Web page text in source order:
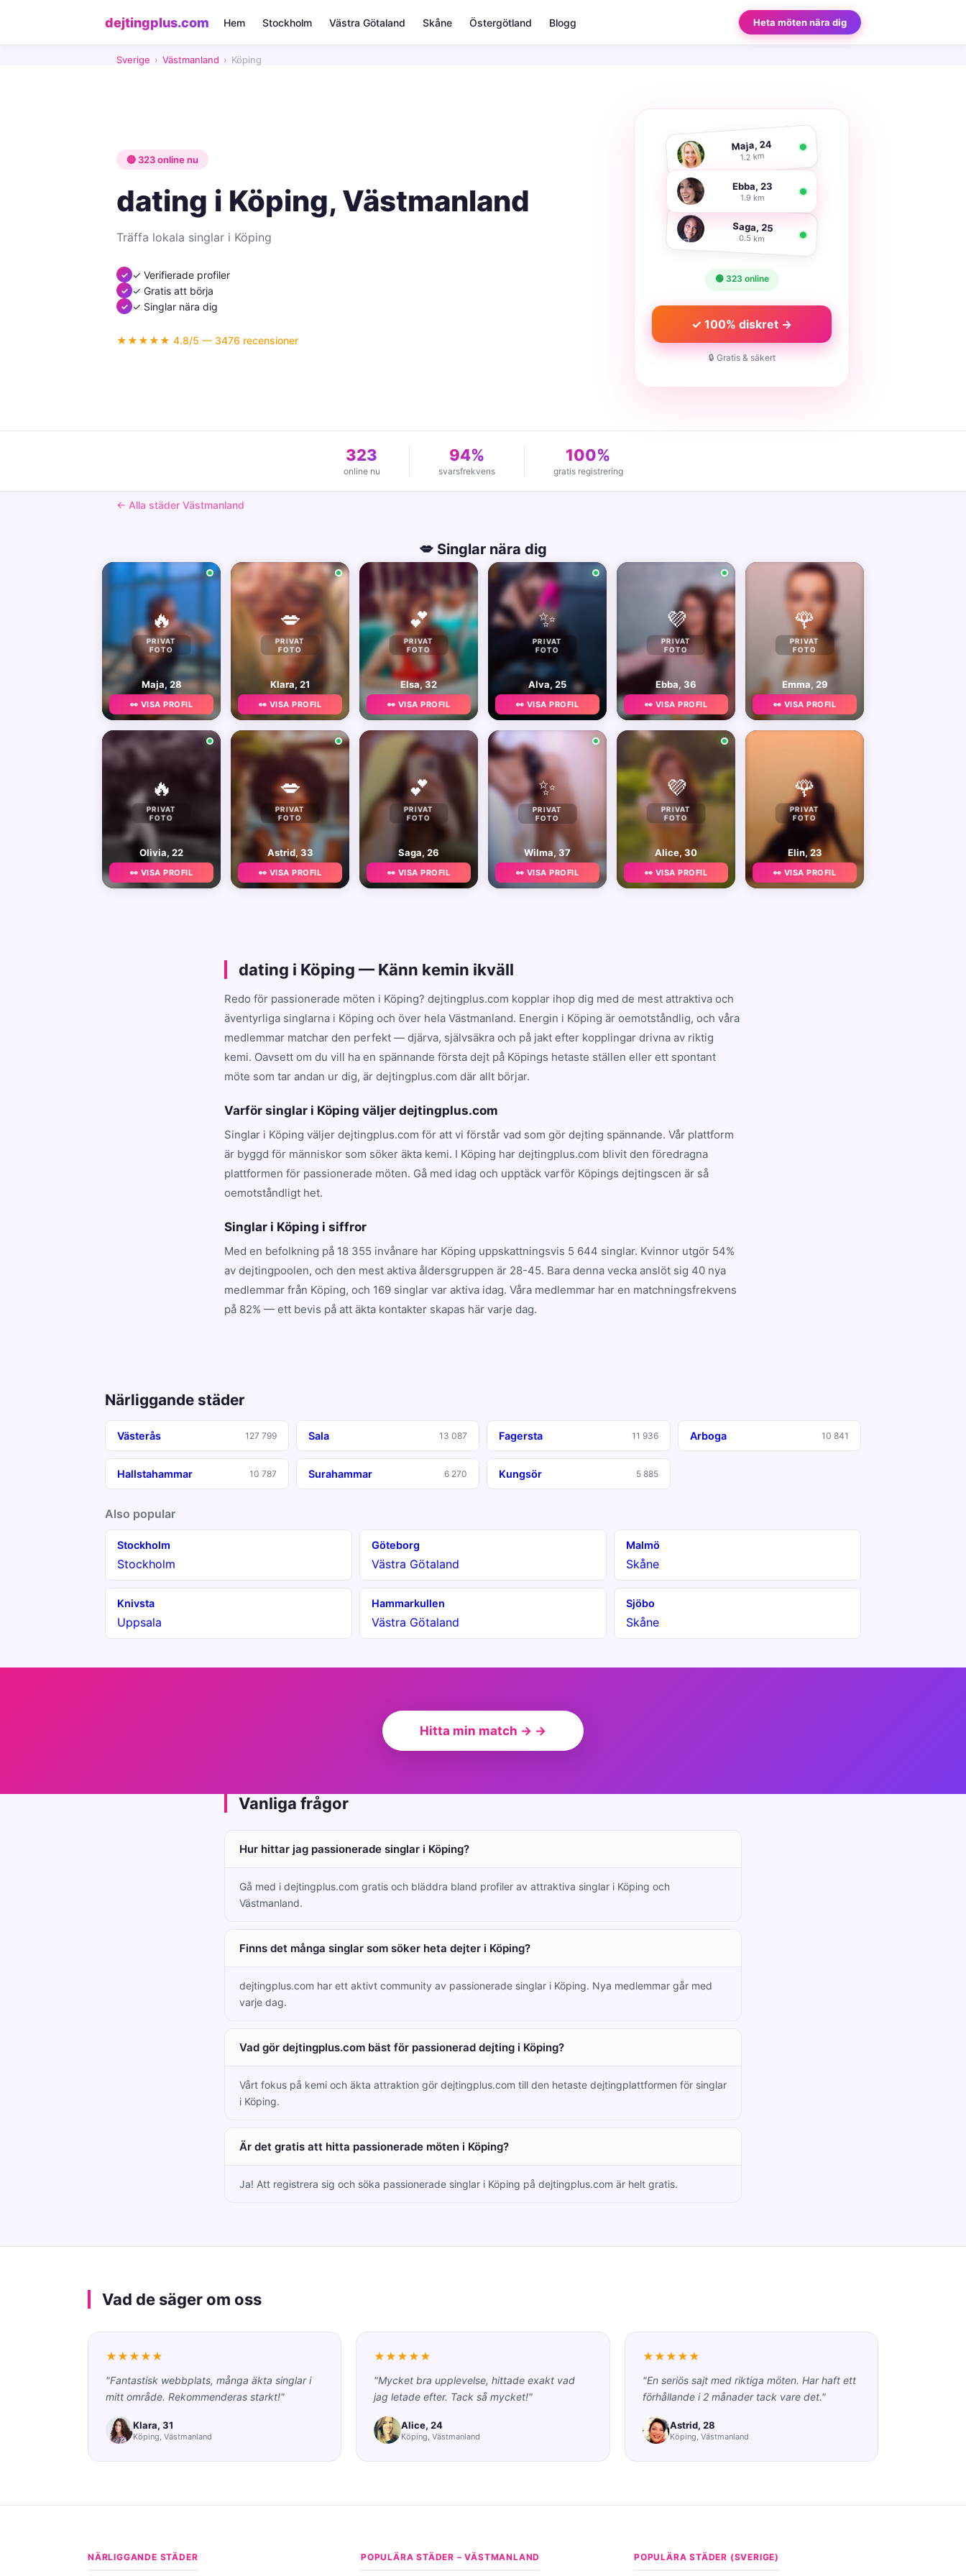
dejtingplus.com Hem Stockholm Västra Götaland Skåne Östergötland Blogg Heta möten nära dig
Sverige › Västmanland › Köping
🔴 323 online nu
dating i Köping, Västmanland
Träffa lokala singlar i Köping
✓ Verifierade profiler
✓ Gratis att börja
✓ Singlar nära dig
★★★★★ 4.8/5 — 3476 recensioner
Maja, 24
1.2 km
Ebba, 23
1.9 km
Saga, 25
0.5 km
🟢 323 online
✓ 100% diskret →
🔒 Gratis & säkert
323
online nu
94%
svarsfrekvens
100%
gratis registrering
← Alla städer Västmanland
💋 Singlar nära dig
🔥
PRIVAT
FOTO
Maja, 28
👀 VISA PROFIL
💋
PRIVAT
FOTO
Klara, 21
👀 VISA PROFIL
💕
PRIVAT
FOTO
Elsa, 32
👀 VISA PROFIL
✨
PRIVAT
FOTO
Alva, 25
👀 VISA PROFIL
💜
PRIVAT
FOTO
Ebba, 36
👀 VISA PROFIL
🌹
PRIVAT
FOTO
Emma, 29
👀 VISA PROFIL
🔥
PRIVAT
FOTO
Olivia, 22
👀 VISA PROFIL
💋
PRIVAT
FOTO
Astrid, 33
👀 VISA PROFIL
💕
PRIVAT
FOTO
Saga, 26
👀 VISA PROFIL
✨
PRIVAT
FOTO
Wilma, 37
👀 VISA PROFIL
💜
PRIVAT
FOTO
Alice, 30
👀 VISA PROFIL
🌹
PRIVAT
FOTO
Elin, 23
👀 VISA PROFIL
dating i Köping — Känn kemin ikväll
Redo för passionerade möten i Köping? dejtingplus.com kopplar ihop dig med de mest attraktiva och
äventyrliga singlarna i Köping och över hela Västmanland. Energin i Köping är oemotståndlig, och våra
medlemmar matchar den perfekt — djärva, självsäkra och på jakt efter kopplingar drivna av riktig
kemi. Oavsett om du vill ha en spännande första dejt på Köpings hetaste ställen eller ett spontant
möte som tar andan ur dig, är dejtingplus.com där allt börjar.
Varför singlar i Köping väljer dejtingplus.com
Singlar i Köping väljer dejtingplus.com för att vi förstår vad som gör dejting spännande. Vår plattform
är byggd för människor som söker äkta kemi. I Köping har dejtingplus.com blivit den föredragna
plattformen för passionerade möten. Gå med idag och upptäck varför Köpings dejtingscen är så
oemotståndligt het.
Singlar i Köping i siffror
Med en befolkning på 18 355 invånare har Köping uppskattningsvis 5 644 singlar. Kvinnor utgör 54%
av dejtingpoolen, och den mest aktiva åldersgruppen är 28-45. Bara denna vecka anslöt sig 40 nya
medlemmar från Köping, och 169 singlar var aktiva idag. Våra medlemmar har en matchningsfrekvens
på 82% — ett bevis på att äkta kontakter skapas här varje dag.
Närliggande städer
Västerås 127 799 Sala 13 087 Fagersta 11 936 Arboga 10 841
Hallstahammar 10 787 Surahammar 6 270 Kungsör 5 885
Also popular
Stockholm
Stockholm
Göteborg
Västra Götaland
Malmö
Skåne
Knivsta
Uppsala
Hammarkullen
Västra Götaland
Sjöbo
Skåne
Hitta min match → →
Vanliga frågor
Hur hittar jag passionerade singlar i Köping?
Gå med i dejtingplus.com gratis och bläddra bland profiler av attraktiva singlar i Köping och
Västmanland.
Finns det många singlar som söker heta dejter i Köping?
dejtingplus.com har ett aktivt community av passionerade singlar i Köping. Nya medlemmar går med
varje dag.
Vad gör dejtingplus.com bäst för passionerad dejting i Köping?
Vårt fokus på kemi och äkta attraktion gör dejtingplus.com till den hetaste dejtingplattformen för singlar
i Köping.
Är det gratis att hitta passionerade möten i Köping?
Ja! Att registrera sig och söka passionerade singlar i Köping på dejtingplus.com är helt gratis.
Vad de säger om oss
★★★★★
"Fantastisk webbplats, många äkta singlar i
mitt område. Rekommenderas starkt!"
Klara, 31
Köping, Västmanland
★★★★★
"Mycket bra upplevelse, hittade exakt vad
jag letade efter. Tack så mycket!"
Alice, 24
Köping, Västmanland
★★★★★
"En seriös sajt med riktiga möten. Har haft ett
förhållande i 2 månader tack vare det."
Astrid, 28
Köping, Västmanland
NÄRLIGGANDE STÄDER POPULÄRA STÄDER – VÄSTMANLAND POPULÄRA STÄDER (SVERIGE)